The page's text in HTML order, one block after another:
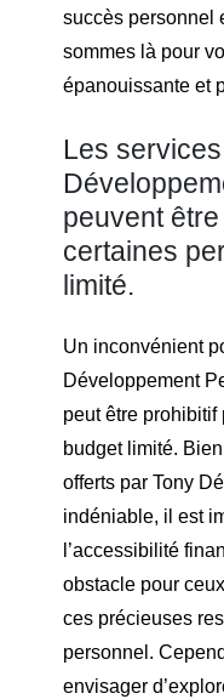
succès personnel
sommes là pour
épanouissante et
Les
peuvent
certaines
limité.
Un inconvénient
Développement
peut être prohibitif
budget limité.
offerts par Tony
indéniable, il est
l’accessibilité
obstacle pour
ces précieuses
personnel.
envisager